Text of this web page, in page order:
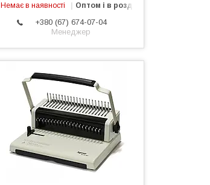
Немає в наявності Оптом і в роздріб
+380 (67) 674-07-04
Менеджер